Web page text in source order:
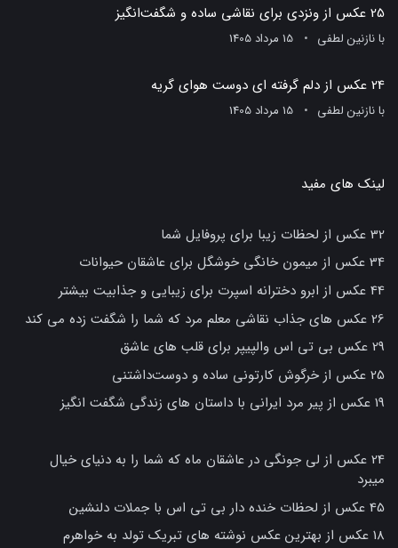
25 عکس از ونزدی برای نقاشی ساده و شگفت‌انگیز
بانازنین لطفی 15 مرداد 1405
24 عکس از دلم گرفته ای دوست هوای گریه
بانازنین لطفی 15 مرداد 1405
لینک های مفید
32 عکس از لحظات زیبا برای پروفایل شما
34 عکس از میمون خانگی خوشگل برای عاشقان حیوانات
44 عکس از ابرو دخترانه اسپرت برای زیبایی و جذابیت بیشتر
26 عکس های جذاب نقاشی معلم مرد که شما را شگفت زده می کند
29 عکس بی تی اس والپیپر برای قلب های عاشق
25 عکس از خرگوش کارتونی ساده و دوست‌داشتنی
19 عکس از پیر مرد ایرانی با داستان های زندگی شگفت انگیز
24 عکس از لی جونگی در عاشقان ماه که شما را به دنیای خیال
میبرد
45 عکس از لحظات خنده دار بی تی اس با جملات دلنشین
18 عکس از بهترین عکس نوشته های تبریک تولد به خواهرم